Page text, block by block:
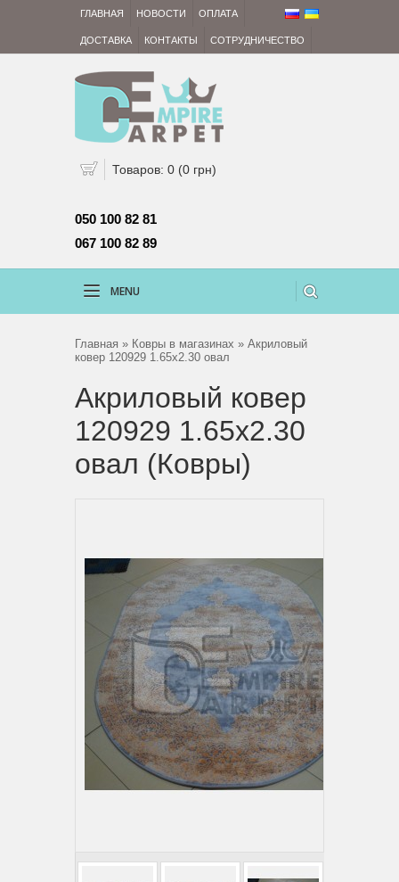
ГЛАВНАЯ НОВОСТИ ОПЛАТА
ДОСТАВКА КОНТАКТЫ СОТРУДНИЧЕСТВО
Товаров: 0 (0 грн)
050 100 82 81
067 100 82 89
MENU
Главная » Ковры в магазинах » Акриловый
ковер 120929 1.65x2.30 овал
Акриловый ковер
120929 1.65x2.30
овал (Ковры)